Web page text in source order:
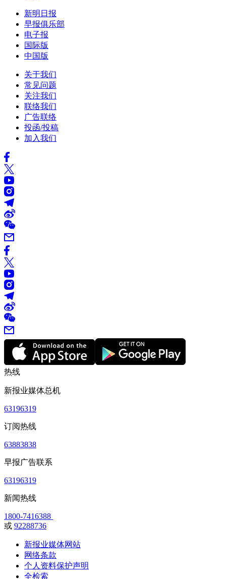
新明日报
早报俱乐部
电子报
国际版
中国版
关于我们
常见问题
关注我们
联络我们
广告联络
投函/投稿
加入我们
热线
新报业媒体总机
63196319
订阅热线
63883838
早报广告联系
63196319
新闻热线
1800-7416388
或 92288736
新报业媒体网站
网络条款
个人资料保护声明
全检索